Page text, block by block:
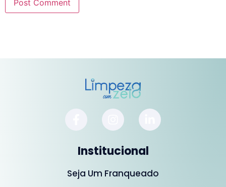
Institucional
Seja Um Franqueado